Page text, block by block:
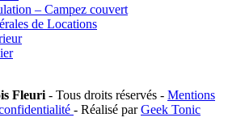
– Campez couvert
de Locations
Fleuri - Tous droits réservés - Mentions
- Réalisé parGeek Tonic